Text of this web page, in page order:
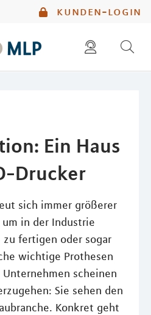
kunden-login
Ein Haus
Drucker
sich immer größerer
in der Industrie
fertigen oder sogar
wichtige Prothesen
scheinen
Sie sehen den
Konkret geht